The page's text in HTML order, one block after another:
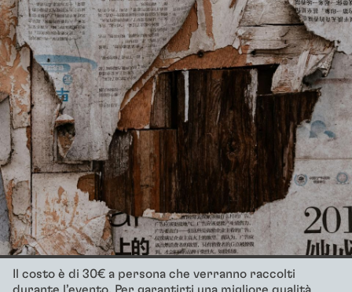
Il costo è di 30€ a persona che verranno raccolti